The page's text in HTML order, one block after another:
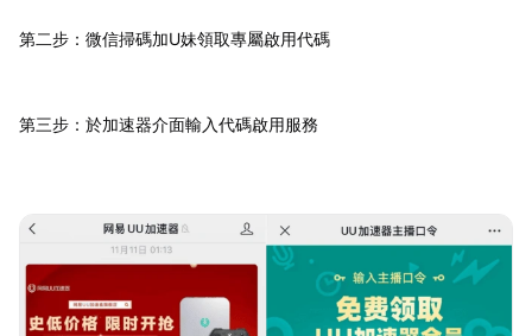
第二步：微信掃碼加U妹領取專屬啟用代碼
第三步：於加速器介面輸入代碼啟用服務